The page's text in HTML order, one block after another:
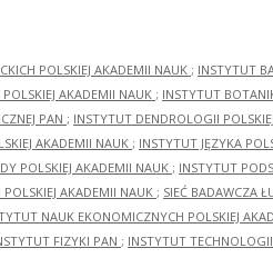
POLSKIEJ AKADEMII NAUK ; INSTYTUT
AKADEMII NAUK ; INSTYTUT
PAN ; INSTYTUT DENDROLOGII
AKADEMII NAUK ; INSTYTUT JĘZYKA
POLSKIEJ AKADEMII NAUK ; INSTYTUT
AKADEMII NAUK ; SIEĆ BADAWCZA
NAUK EKONOMICZNYCH POLSKIEJ
FIZYKI PAN ; INSTYTUT